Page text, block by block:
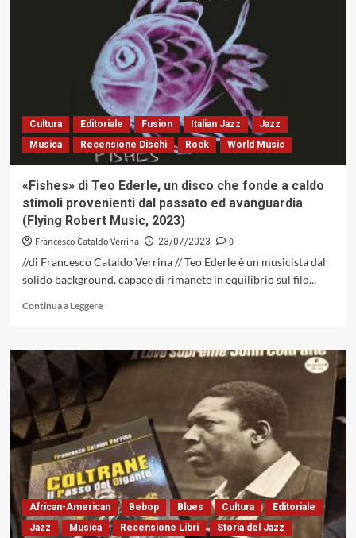
«negromante»
bianco
Cultura Editoriale Fusion Italian Jazz
Jazz
Musica
Recensione Dischi Rock World Music
«Fishes» di Teo Ederle, un disco che fonde a caldo
stimoli provenienti dal passato ed avanguardia
(Flying Robert Music, 2023)
Francesco Cataldo Verrina 23/07/2023
0
//di Francesco Cataldo Verrina // Teo Ederle è un musicista dal
solido background, capace di rimanete in equilibrio sul filo...
Continua a LeggereLeggi
su
«Fishes»
Teo
un
disco
che
fonde
a
caldo
stimoli
provenienti
African-American Bebop Blues Cultura
Editoriale
Jazz
Musica Recensione Libri Storia del Jazz